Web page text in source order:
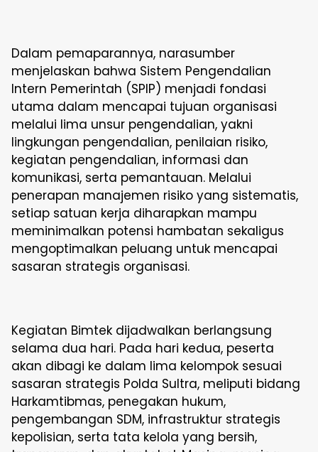
Dalam pemaparannya, narasumber
menjelaskan bahwa Sistem Pengendalian
Intern Pemerintah (SPIP) menjadi fondasi
utama dalam mencapai tujuan organisasi
melalui lima unsur pengendalian, yakni
lingkungan pengendalian, penilaian risiko,
kegiatan pengendalian, informasi dan
komunikasi, serta pemantauan. Melalui
penerapan manajemen risiko yang sistematis,
setiap satuan kerja diharapkan mampu
meminimalkan potensi hambatan sekaligus
mengoptimalkan peluang untuk mencapai
sasaran strategis organisasi.
Kegiatan Bimtek dijadwalkan berlangsung
selama dua hari. Pada hari kedua, peserta
akan dibagi ke dalam lima kelompok sesuai
sasaran strategis Polda Sultra, meliputi bidang
Harkamtibmas, penegakan hukum,
pengembangan SDM, infrastruktur strategis
kepolisian, serta tata kelola yang bersih,